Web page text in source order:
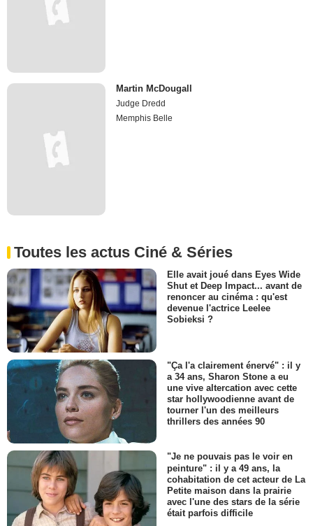
Martin McDougall
Judge Dredd
Memphis Belle
Toutes les actus Ciné & Séries
Elle avait joué dans Eyes Wide
Shut et Deep Impact... avant de
renoncer au cinéma : qu'est
devenue l'actrice Leelee
Sobieksi ?
"Ça l'a clairement énervé" : il y
a 34 ans, Sharon Stone a eu
une vive altercation avec cette
star hollywoodienne avant de
tourner l'un des meilleurs
thrillers des années 90
"Je ne pouvais pas le voir en
peinture" : il y a 49 ans, la
cohabitation de cet acteur de La
Petite maison dans la prairie
avec l'une des stars de la série
était parfois difficile